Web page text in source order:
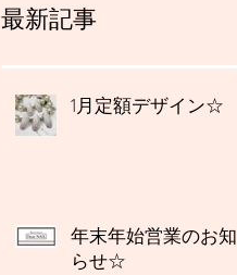
最新記事
1月定額デザイン☆
年末年始営業のお知
らせ☆